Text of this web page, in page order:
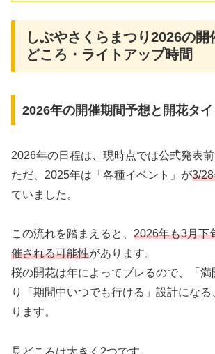
しぶやさくらまつり2026の開
どころ・ライトアップ時間
2026年の開催期間予想と開花タ
2026年の日程は、現時点では公式発表前
ただ、2025年は「各種イベント」が3/
ていました。
この流れを踏まえると、 2026年も3月下
催される可能性があります。
桜の開花は年によってブレるので、「満
り「期間中いつでも行ける」設計にな
ります。